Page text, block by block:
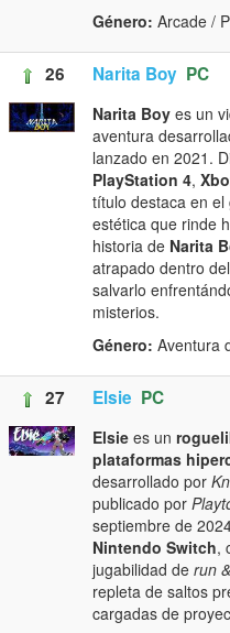
Género: Arcade /
26 Narita Boy PC
Narita Boy es un
aventura
lanzado en 2021.
PlayStation 4,
título destaca en
estética que rinde
historia de Narita
atrapado dentro
salvarlo
misterios.
Género: Aventura
27 Elsie PC
Elsie es un
plataformas
desarrollado por
publicado por
septiembre de
Nintendo Switch,
jugabilidad de run
repleta de saltos
cargadas de